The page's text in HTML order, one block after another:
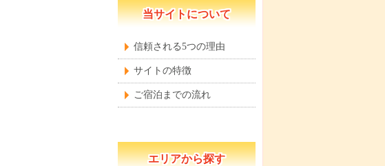
当サイトについて
信頼される5つの理由
サイトの特徴
ご宿泊までの流れ
エリアから探す